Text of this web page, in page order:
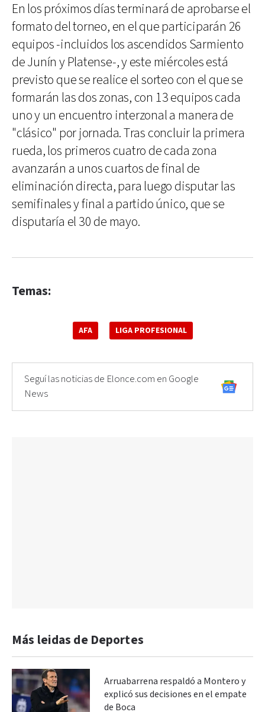
En los próximos días terminará de aprobarse el
formato del torneo, en el que participarán 26
equipos -incluidos los ascendidos Sarmiento
de Junín y Platense-, y este miércoles está
previsto que se realice el sorteo con el que se
formarán las dos zonas, con 13 equipos cada
uno y un encuentro interzonal a manera de
"clásico" por jornada. Tras concluir la primera
rueda, los primeros cuatro de cada zona
avanzarán a unos cuartos de final de
eliminación directa, para luego disputar las
semifinales y final a partido único, que se
disputaría el 30 de mayo.
Temas:
AFA LIGA PROFESIONAL
Seguí las noticias de Elonce.com en Google
News
Más leidas de Deportes
Arruabarrena respaldó a Montero y
explicó sus decisiones en el empate
de Boca